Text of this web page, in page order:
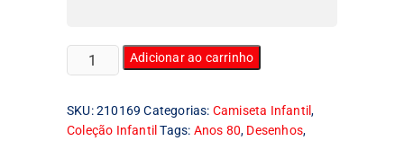
Camiseta
Infantil
do
Dragao
Adicionar ao carrinho
SKU:210169 Categorias: Camiseta Infantil,
Coleção Infantil Tags: Anos 80, Desenhos,